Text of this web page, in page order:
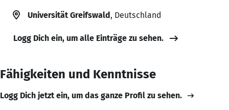
Universität Greifswald, Deutschland
Logg Dich ein, um alle Einträge zu sehen.
Fähigkeiten und Kenntnisse
Logg Dich jetzt ein, um das ganze Profil zu sehen.